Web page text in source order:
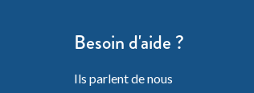
Besoin d'aide ?
Ils parlent de nous